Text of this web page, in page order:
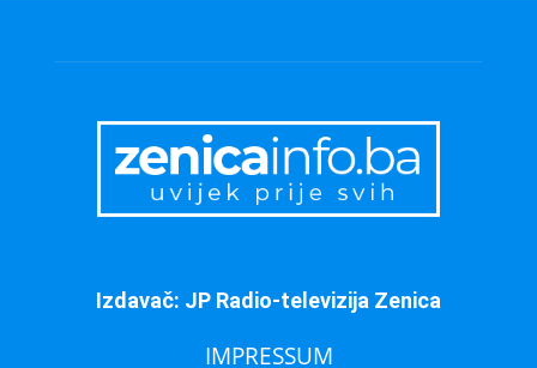
Izdavač: JP Radio-televizija Zenica
IMPRESSUM